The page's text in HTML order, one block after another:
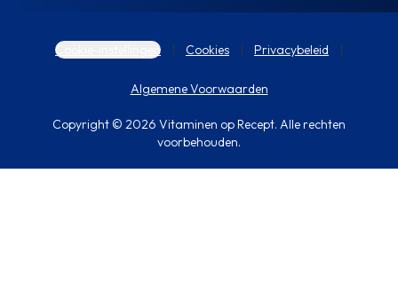
Cookie-instellingen Cookies Privacybeleid
Algemene Voorwaarden
Copyright © 2026 Vitaminen op Recept. Alle rechten
voorbehouden.